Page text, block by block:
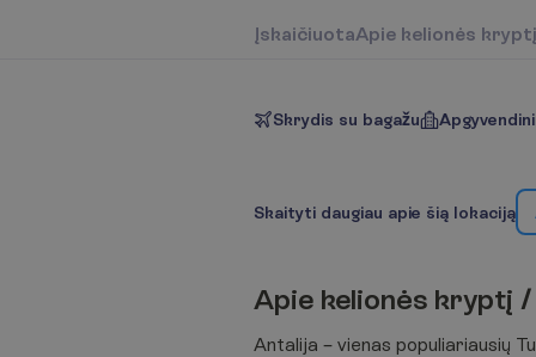
ĮskaičiuotaApie kelionės kryptį
Skrydis su bagažu
Skaityti daugiau apie šią lokaciją
Apie kelionės kryptį /
Antalija – vienas populiariausių